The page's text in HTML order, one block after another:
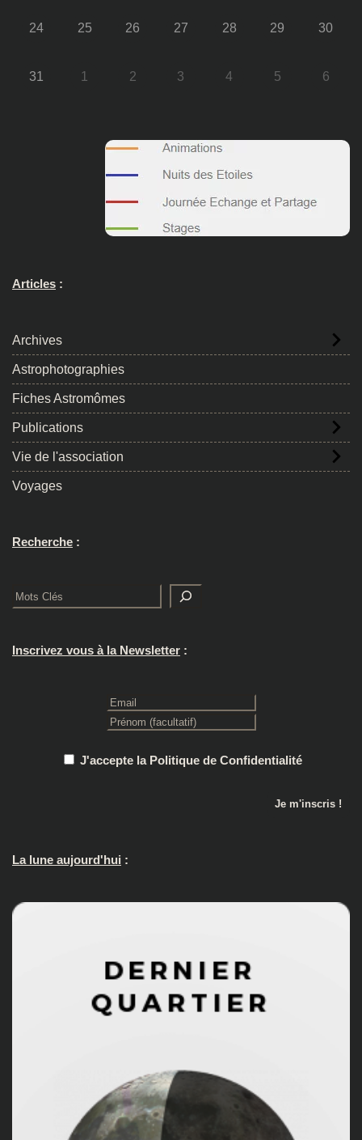
24 25 26 27 28 29 30
31 1 2 3 4 5 6
Articles :
Archives
Astrophotographies
Fiches Astromômes
Publications
Vie de l'association
Voyages
Recherche :
Rechercher
Inscrivez vous à la Newsletter :
J'accepte la Politique de Confidentialité
La lune aujourd'hui :